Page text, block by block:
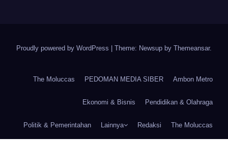
Proudly powered by WordPress Theme: Newsup by Themeansar.
The Moluccas PEDOMAN MEDIA SIBER Ambon Metro
Ekonomi & Bisnis Pendidikan & Olahraga
Politik & Pemerintahan Lainnya Redaksi The Moluccas